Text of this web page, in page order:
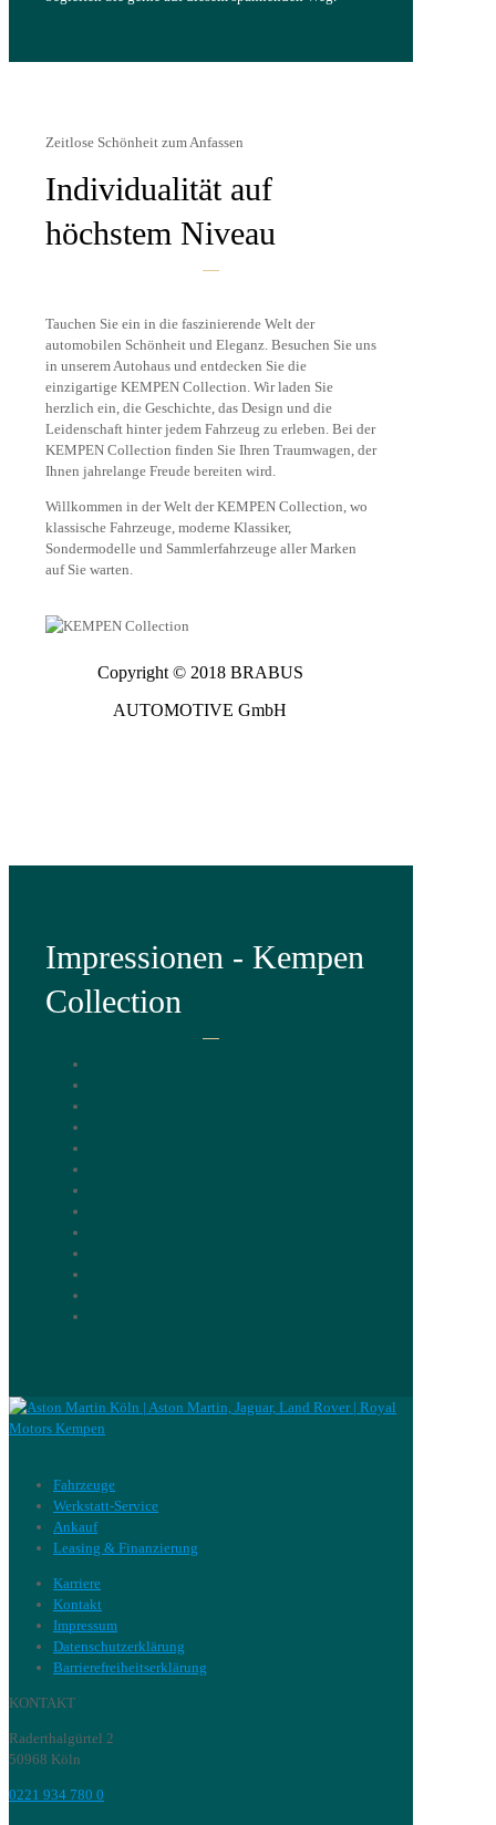
Zeitlose Schönheit zum Anfassen
Individualität auf
höchstem Niveau
Tauchen Sie ein in die faszinierende Welt der
automobilen Schönheit und Eleganz. Besuchen Sie uns
in unserem Autohaus und entdecken Sie die
einzigartige KEMPEN Collection. Wir laden Sie
herzlich ein, die Geschichte, das Design und die
Leidenschaft hinter jedem Fahrzeug zu erleben. Bei der
KEMPEN Collection finden Sie Ihren Traumwagen, der
Ihnen jahrelange Freude bereiten wird.
Willkommen in der Welt der KEMPEN Collection, wo
klassische Fahrzeuge, moderne Klassiker,
Sondermodelle und Sammlerfahrzeuge aller Marken
auf Sie warten.
Copyright © 2018 BRABUS
AUTOMOTIVE GmbH
Impressionen - Kempen
Collection
Fahrzeuge
Werkstatt-Service
Ankauf
Leasing & Finanzierung
Karriere
Kontakt
Impressum
Datenschutzerklärung
Barrierefreiheitserklärung
KONTAKT
Raderthalgürtel 2
50968 Köln
0221 934 780 0